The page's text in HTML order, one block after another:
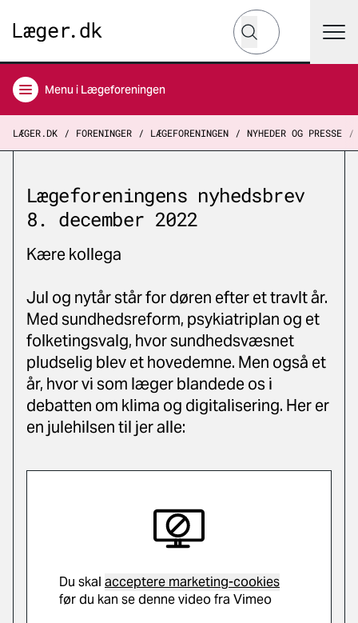
Hvad leder du efter?
Søg
Menu i Lægeforeningen
LÆGER.DK FORENINGER LÆGEFORENINGEN NYHEDER OG PRESSE
Lægeforeningens nyhedsbrev
8. december 2022
Kære kollega
Jul og nytår står for døren efter et travlt år.
Med sundhedsreform, psykiatriplan og et
folketingsvalg, hvor sundhedsvæsnet
pludselig blev et hovedemne. Men også et
år, hvor vi som læger blandede os i
debatten om klima og digitalisering. Her er
en julehilsen til jer alle:
Du skal acceptere marketing-cookies
før du kan se denne video fra Vimeo